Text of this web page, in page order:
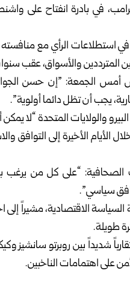
ترامب، في بادرة انفتاح على
استطلاعات الرأي مع
المترددين والأسواق، عقب
الجمعة: ‏”إن حسن الجوار،
يجب أن تظل دائما أولوية”.
والولايات المتحدة “لا
الأيام الأخيرة إلى التوافق
الصحافية: “على كل من يرغب
سياسي”.
الاقتصادية، مشيراً إلى
طويلة.
شديداً بين روبرتو سانشيز
على اهتمامات الناخبين.